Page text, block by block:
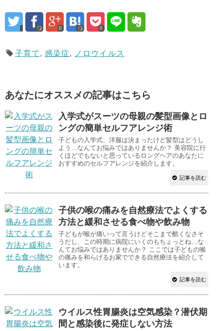
0 0
子育て , 感染症, ノロウイルス
あなたにオススメの記事はこちら
入学式がスーツの母親の髪型画像とロ
ングの簡単セルフアレンジ術
子どもの入学式、洋服は決まったけど髪型はどうし
よう…なんてお悩みではありませんか？ 美容院に行
くほどでもないと思っているロングヘアのあなたに
おすすめのセルフアレンジを紹介します。
記事を読む
子供の喉の痛みを自然療法でよくする
方法と緩和させる食べ物や飲み物
子どもが喉が痛いって言うけどそこまで酷くなさそ
うだし、この時期に病院にいくのもちょっとね…な
んてお悩みではありませんか？ ここでは子どもの喉
の痛みを和らげるお家でできる自然療法を紹介して
います。
記事を読む
ウイルス性胃腸炎は空気感染？潜伏期
間と感染後に発症しない方法